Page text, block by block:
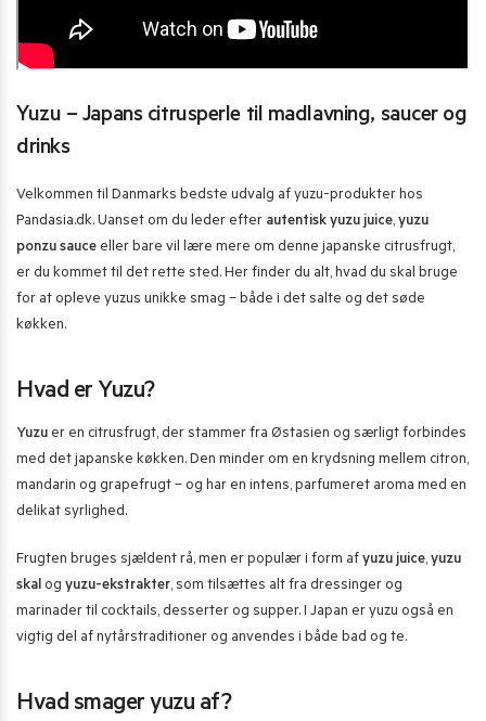
Yuzu – Japans citrusperle til madlavning, saucer og
drinks
Velkommen til Danmarks bedste udvalg af yuzu-produkter hos
Pandasia.dk. Uanset om du leder efter autentisk yuzu juice, yuzu
ponzu sauce eller bare vil lære mere om denne japanske citrusfrugt,
er du kommet til det rette sted. Her finder du alt, hvad du skal bruge
for at opleve yuzus unikke smag – både i det salte og det søde
køkken.
Hvad er Yuzu?
Yuzu er en citrusfrugt, der stammer fra Østasien og særligt forbindes
med det japanske køkken. Den minder om en krydsning mellem citron,
mandarin og grapefrugt – og har en intens, parfumeret aroma med en
delikat syrlighed.
Frugten bruges sjældent rå, men er populær i form af yuzu juice, yuzu
skal og yuzu-ekstrakter, som tilsættes alt fra dressinger og
marinader til cocktails, desserter og supper. I Japan er yuzu også en
vigtig del af nytårstraditioner og anvendes i både bad og te.
Hvad smager yuzu af?